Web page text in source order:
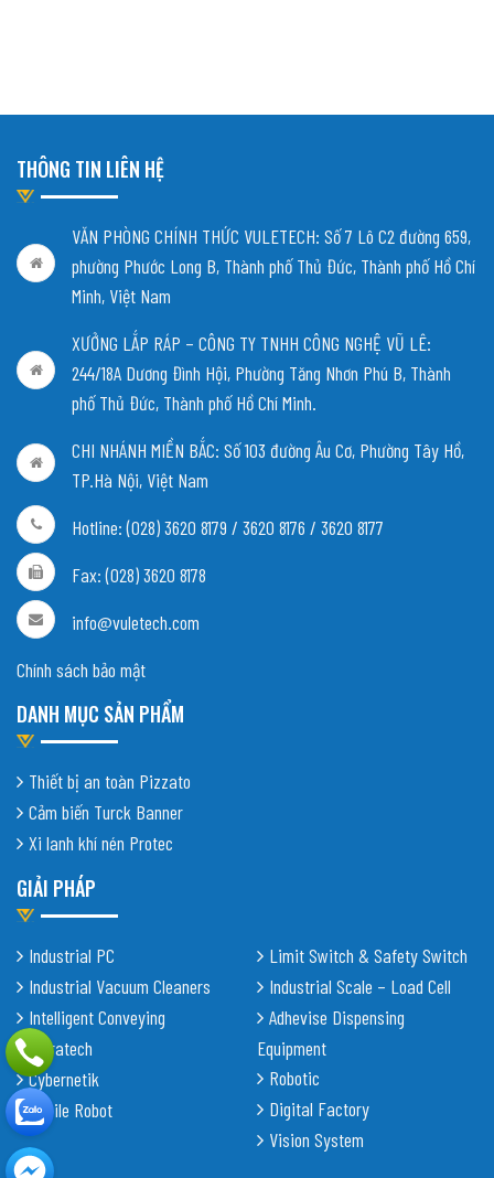
THÔNG TIN LIÊN HỆ
VĂN PHÒNG CHÍNH THỨC VULETECH: Số 7 Lô C2 đường 659,
phường Phước Long B, Thành phố Thủ Đức, Thành phố Hồ Chí
Minh, Việt Nam
XƯỞNG LẮP RÁP – CÔNG TY TNHH CÔNG NGHỆ VŨ LÊ:
244/18A Dương Đình Hội, Phường Tăng Nhơn Phú B, Thành
phố Thủ Đức, Thành phố Hồ Chí Minh.
CHI NHÁNH MIỀN BẮC: Số 103 đường Âu Cơ, Phường Tây Hồ,
TP.Hà Nội, Việt Nam
Hotline: (028) 3620 8179 / 3620 8176 / 3620 8177
Fax: (028) 3620 8178
info@vuletech.com
Chính sách bảo mật
DANH MỤC SẢN PHẨM
Thiết bị an toàn Pizzato
Cảm biến Turck Banner
Xi lanh khí nén Protec
GIẢI PHÁP
Industrial PC
Industrial Vacuum Cleaners
Intelligent Conveying
Shiratech
Cybernetik
Mobile Robot
Limit Switch & Safety Switch
Industrial Scale – Load Cell
Adhevise Dispensing
Equipment
Robotic
Digital Factory
Vision System